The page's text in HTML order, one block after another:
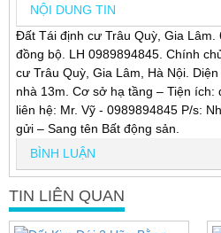
NỘI DUNG TIN
Đất Tái định cư Trâu Quỳ, Gia
đồng bộ. LH 0989894845. Chính
cư Trâu Quỳ, Gia Lâm, Hà Nội.
nhà 13m. Cơ sở hạ tầng – Tiện ích:
liên hệ: Mr. Vỹ - 0989894845 P/s:
gửi – Sang tên Bất động sản.
BÌNH LUẬN
TIN LIÊN QUAN